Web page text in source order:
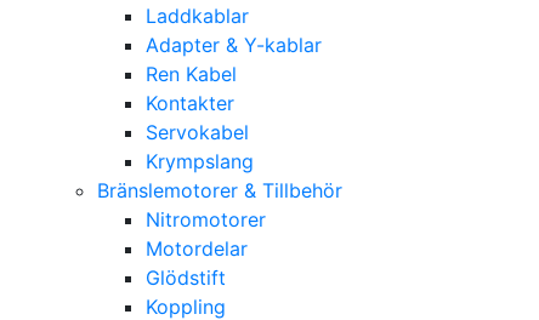
Laddkablar
Adapter & Y-kablar
Ren Kabel
Kontakter
Servokabel
Krympslang
Bränslemotorer & Tillbehör
Nitromotorer
Motordelar
Glödstift
Koppling